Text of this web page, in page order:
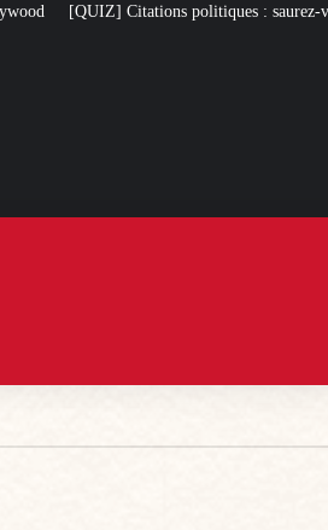
: saurez-vous retrouver qui a dit quoi ?